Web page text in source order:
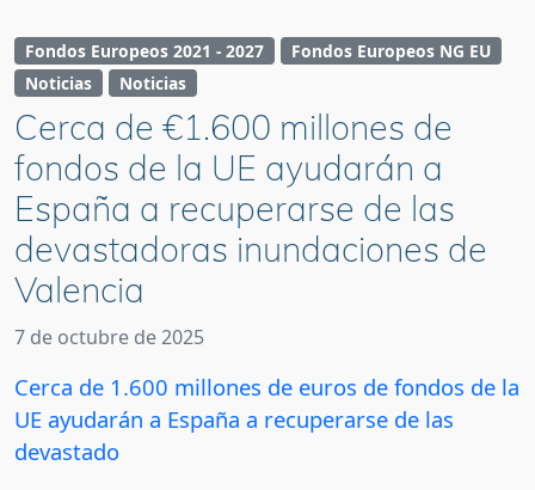
Fondos Europeos 2021 - 2027
Fondos Europeos NG EU
Noticias
Noticias
Cerca de €1.600 millones de
fondos de la UE ayudarán a
España a recuperarse de las
devastadoras inundaciones de
Valencia
7 de octubre de 2025
Cerca de 1.600 millones de euros de fondos de la
UE ayudarán a España a recuperarse de las
devastado